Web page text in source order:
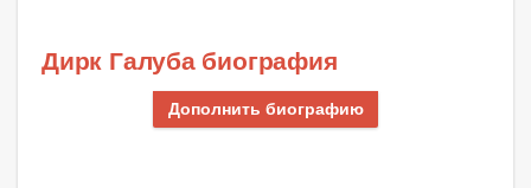
Дирк Галуба биография
Дополнить биографию